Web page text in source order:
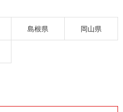
島根県 岡山県